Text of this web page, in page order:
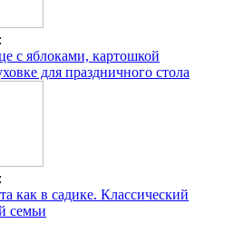
с яблоками, картошкой
для праздничного стола
как в садике. Классический
семьи